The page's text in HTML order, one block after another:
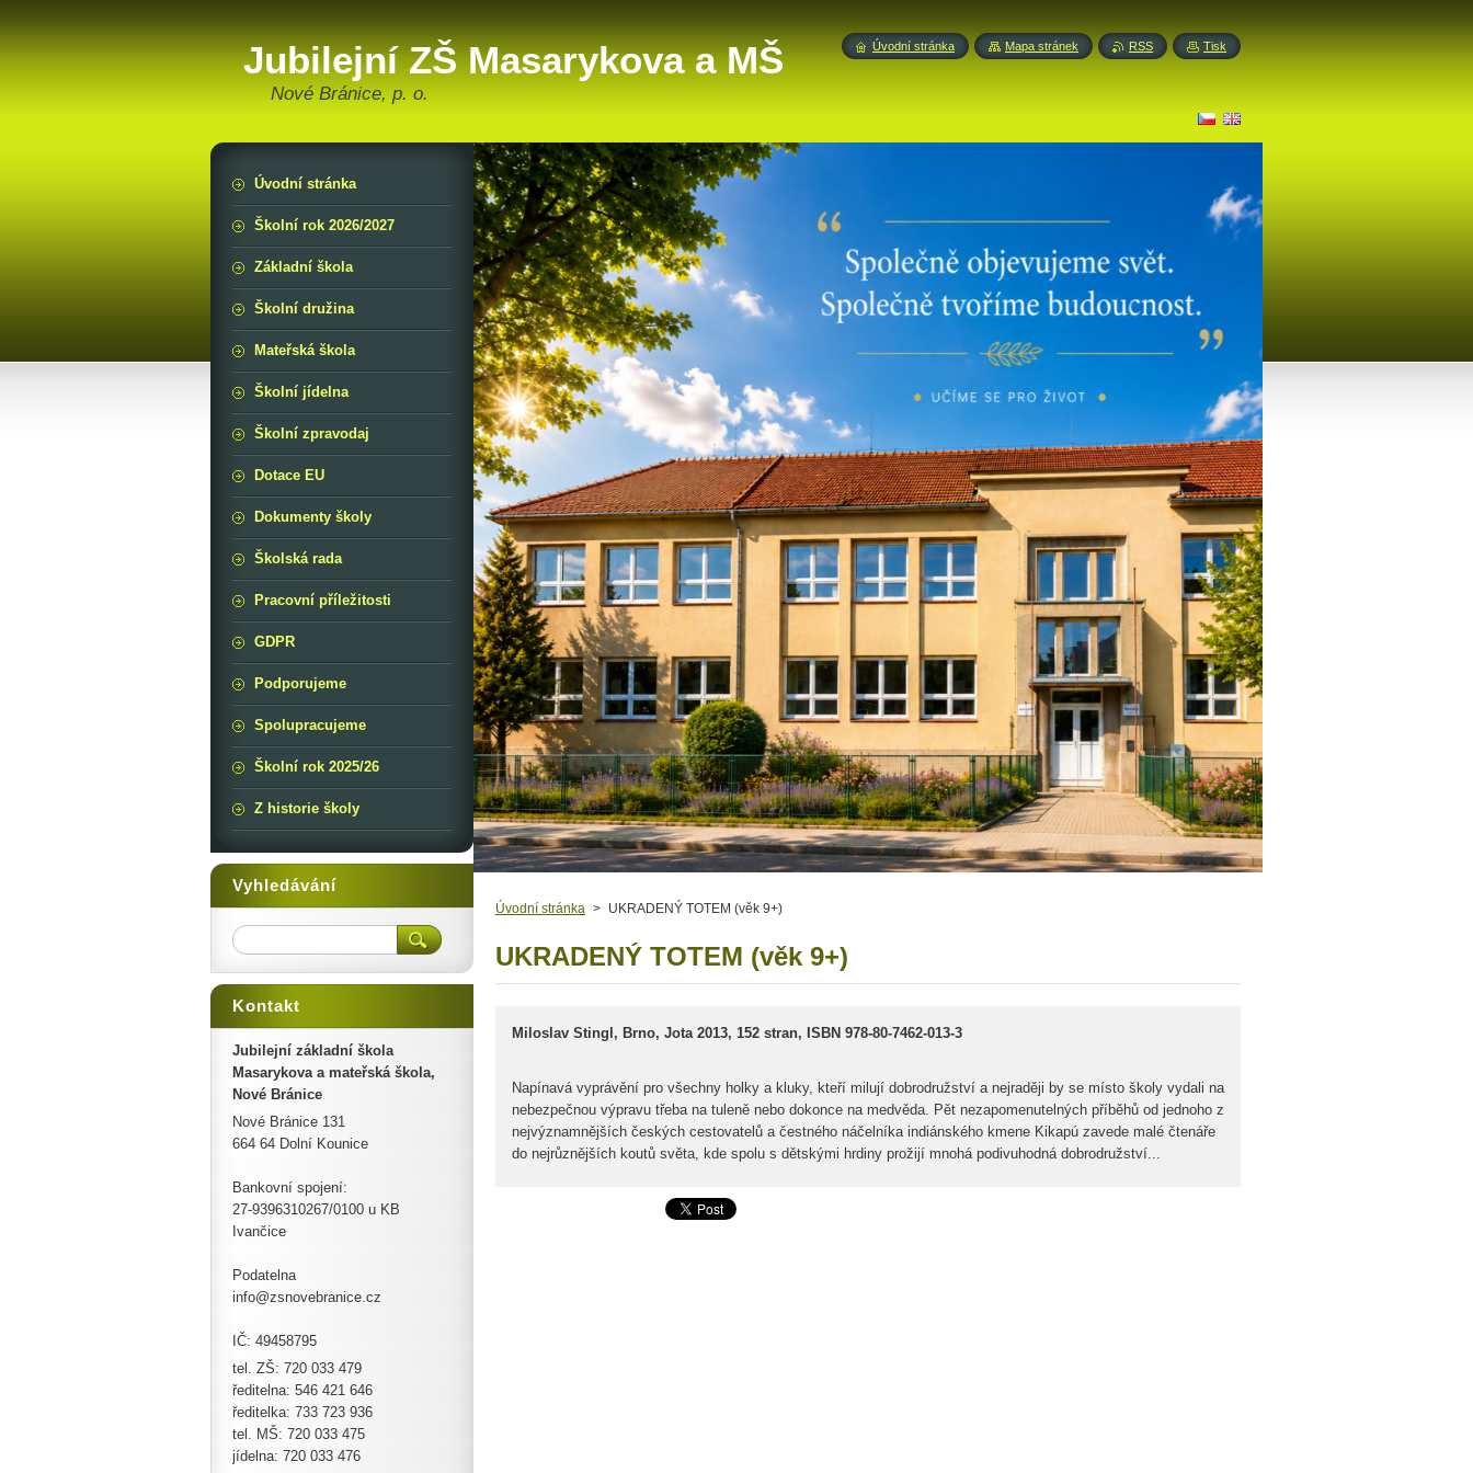
Jubilejní ZŠ Masarykova a MŠ
Nové Bránice, p. o.
Úvodní stránka > UKRADENÝ TOTEM (věk 9+)
UKRADENÝ TOTEM (věk 9+)
Miloslav Stingl, Brno, Jota 2013, 152 stran, ISBN 978-­80­-7462-­013­-3
Napínavá vyprávění pro všechny holky a kluky, kteří milují dobrodružství a nejraději by se místo školy vydali na
nebezpečnou výpravu třeba na tuleně nebo dokonce na medvěda. Pět nezapomenutelných příběhů od jednoho z
nejvýznamnějších českých cestovatelů a čestného náčelníka indiánského kmene Kikapú zavede malé čtenáře
do nejrůznějších koutů světa, kde spolu s dětskými hrdiny prožijí mnohá podivuhodná dobrodružství...
Úvodní stránka
Školní rok 2026/2027
Základní škola
Školní družina
Mateřská škola
Školní jídelna
Školní zpravodaj
Dotace EU
Dokumenty školy
Školská rada
Pracovní příležitosti
GDPR
Podporujeme
Spolupracujeme
Školní rok 2025/26
Z historie školy
Vyhledávání
Kontakt
Jubilejní základní škola
Masarykova a mateřská škola,
Nové Bránice
Nové Bránice 131
664 64 Dolní Kounice
Bankovní spojení:
27-9396310267/0100 u KB
Ivančice
Podatelna
info@zsnovebranice.cz
IČ: 49458795
tel. ZŠ: 720 033 479
ředitelna: 546 421 646
ředitelka: 733 723 936
tel. MŠ: 720 033 475
jídelna: 720 033 476
Úvodní stránka Mapa stránek RSS Tisk